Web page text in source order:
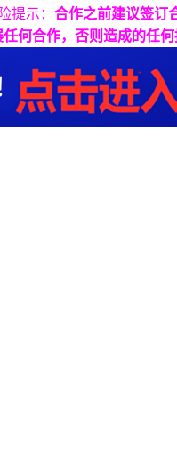
提示： 合作之前建议签订
何合作，否则造成的任何